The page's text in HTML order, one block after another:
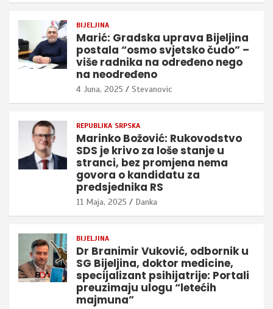
BIJELJINA
Marić: Gradska uprava Bijeljina
postala “osmo svjetsko čudo” –
više radnika na određeno nego
na neodređeno
4 Juna, 2025 Stevanovic
REPUBLIKA SRPSKA
Marinko Božović: Rukovodstvo
SDS je krivo za loše stanje u
stranci, bez promjena nema
govora o kandidatu za
predsjednika RS
11 Maja, 2025 Danka
BIJELJINA
Dr Branimir Vuković, odbornik u
SG Bijeljina, doktor medicine,
specijalizant psihijatrije: Portali
preuzimaju ulogu “letećih
majmuna”